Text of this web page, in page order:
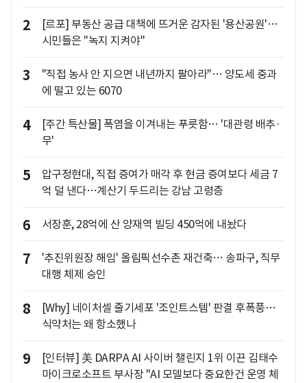
2
[르포] 부동산 공급 대책에 뜨거운 감자된 '용산공원'…
시민들은 "녹지 지켜야"
3
"직접 농사 안 지으면 내년까지 팔아라"… 양도세 중과
에 떨고 있는 6070
4
[주간 특산물] 폭염을 이겨내는 푸릇함… '대관령 배추·
무'
5
압구정현대, 직접 증여가 매각 후 현금 증여보다 세금 7
억 덜 낸다…계산기 두드리는 강남 고령층
6 서장훈, 28억에 산 양재역 빌딩 450억에 내놨다
7
'추진위원장 해임' 올림픽선수촌 재건축… 송파구, 직무
대행 체제 승인
8
[Why] 네이처셀 줄기세포 '조인트스템' 판결 후폭풍…
식약처는 왜 항소했나
9
[인터뷰] 美 DARPA AI 사이버 챌린지 1위 이끈 김태수
마이크로소프트 부사장 "AI 모델보다 중요한건 운영 체